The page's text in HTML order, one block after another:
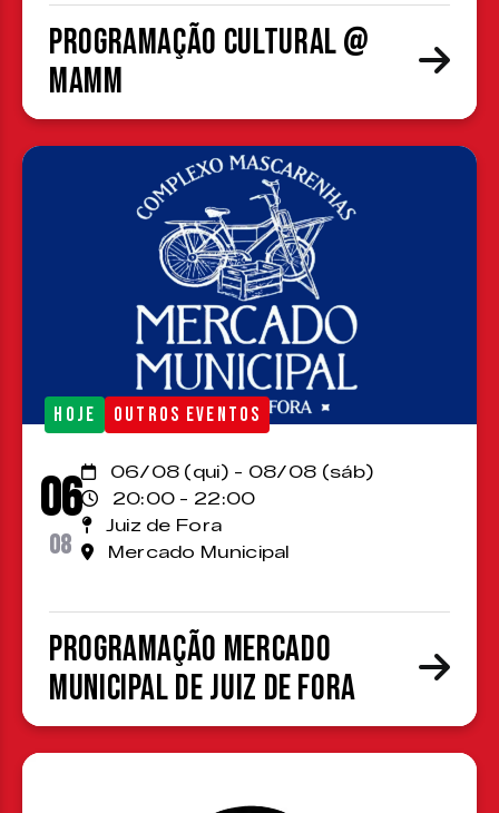
Programação cultural @
MAMM
HOJE OUTROS EVENTOS
06
08
06/08 (qui) - 08/08 (sáb)
20:00 - 22:00
Juiz de Fora
Mercado Municipal
Programação Mercado
Municipal de Juiz de Fora